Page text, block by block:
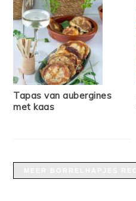
Tapas van aubergines
met kaas